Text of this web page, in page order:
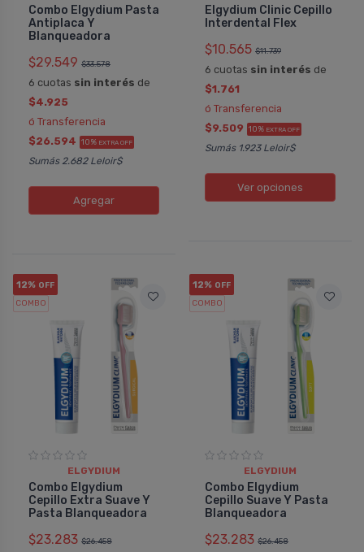
Combo Elgydium Pasta
Antiplaca Y
Blanqueadora
$29.549 $33.578
6 cuotas sin interés de
$4.925
ó Transferencia
$26.594 10% EXTRA OFF
Sumás 2.682 Leloir$
Agregar
Elgydium Clinic Cepillo
Interdental Flex
$10.565 $11.739
6 cuotas sin interés de
$1.761
ó Transferencia
$9.509 10% EXTRA OFF
Sumás 1.923 Leloir$
Ver opciones
12% OFF
COMBO
ELGYDIUM
Combo Elgydium
Cepillo Extra Suave Y
Pasta Blanqueadora
$23.283 $26.458
12% OFF
COMBO
ELGYDIUM
Combo Elgydium
Cepillo Suave Y Pasta
Blanqueadora
$23.283 $26.458